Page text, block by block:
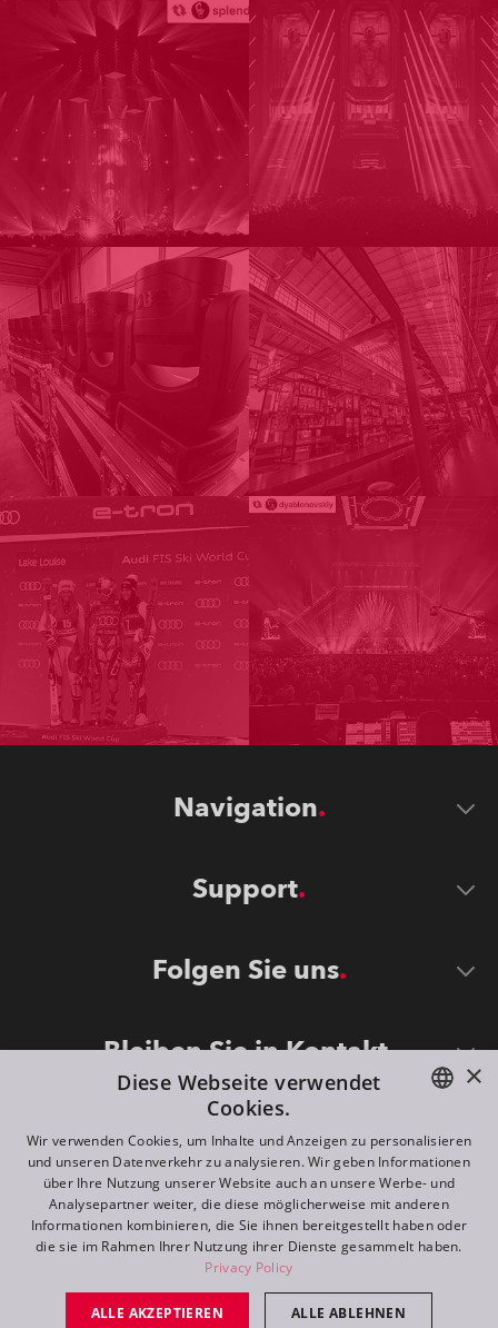
Navigation
Support
Folgen Sie uns
Bleiben Sie in Kontakt
©2026 ROBE lighting s.r.o.
All rights reserved. Created by
Switch to desktop mode
ENGLISH
FR
RU
×
Diese Webseite verwendet
Cookies.
Wir verwenden Cookies, um Inhalte und Anzeigen zu personalisieren
und unseren Datenverkehr zu analysieren. Wir geben Informationen
über Ihre Nutzung unserer Website auch an unsere Werbe- und
Analysepartner weiter, die diese möglicherweise mit anderen
Informationen kombinieren, die Sie ihnen bereitgestellt haben oder
die sie im Rahmen Ihrer Nutzung ihrer Dienste gesammelt haben.
Privacy Policy
ALLE AKZEPTIEREN ALLE ABLEHNEN